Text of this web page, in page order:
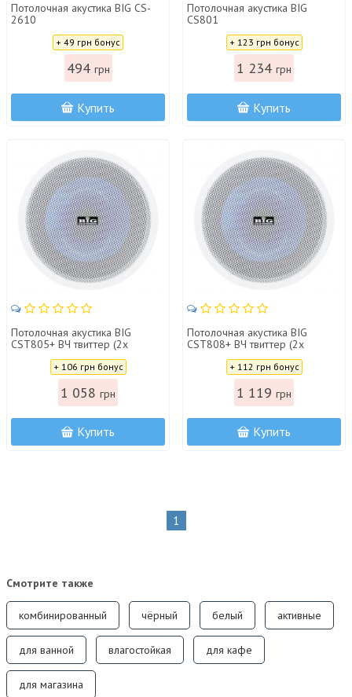
Потолочная акустика BIG CS-
2610
+ 49 грн бонус
494 грн
Купить
Потолочная акустика BIG
CS801
+ 123 грн бонус
1 234 грн
Купить
Потолочная акустика BIG
CST805+ ВЧ твиттер (2х
+ 106 грн бонус
1 058 грн
Купить
Потолочная акустика BIG
CST808+ ВЧ твиттер (2х
+ 112 грн бонус
1 119 грн
Купить
1
Смотрите также
комбинированный чёрный белый активные
для ванной влагостойкая для кафе
для магазина